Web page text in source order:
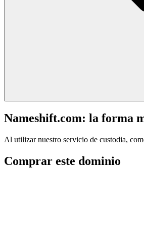
Nameshift.com: la forma
Al utilizar nuestro servicio de custodia,
Comprar este dominio